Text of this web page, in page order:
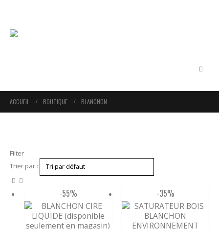
ACCUEIL BOUTIQUE BLANCHON
Filter
Trier par :
-55% -35%